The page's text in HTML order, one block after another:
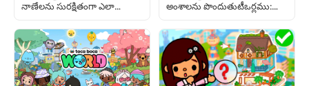
నాణేలను సురక్షితంగా ఎలా
అంశాలను పొందుతుటీఒర్లము: